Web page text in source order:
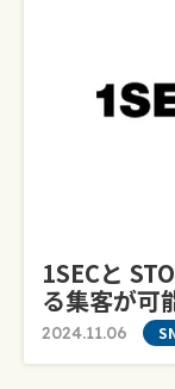
1SECと
る集客が可
2024.11.06